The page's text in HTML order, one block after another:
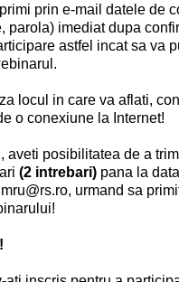
prin e-mail datele de
parola) imediat dupa
astfel incat sa va
locul in care va aflati,
o conexiune la Internet!
aveti posibilitatea de a
(2 intrebari) pana la
urmand sa